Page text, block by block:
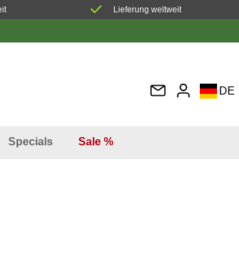
Lieferung weltweit
DE
Specials Sale %